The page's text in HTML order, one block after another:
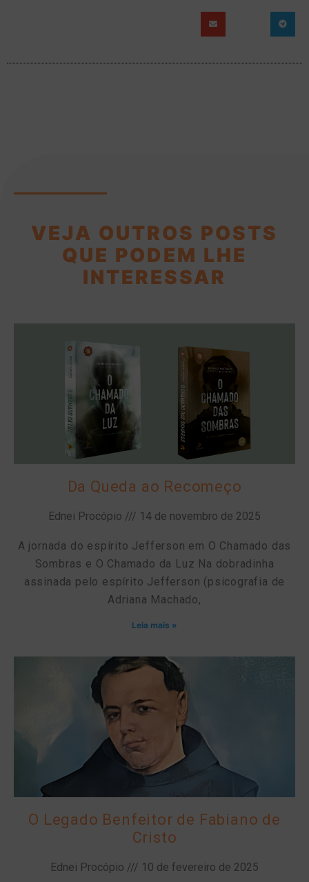
VEJA OUTROS POSTS
QUE PODEM LHE
INTERESSAR
Da Queda ao Recomeço
Ednei Procópio 14 de novembro de 2025
A jornada do espírito Jefferson em O Chamado das
Sombras e O Chamado da Luz Na dobradinha
assinada pelo espírito Jefferson (psicografia de
Adriana Machado,
Leia mais »
O Legado Benfeitor de Fabiano de
Cristo
Ednei Procópio 10 de fevereiro de 2025